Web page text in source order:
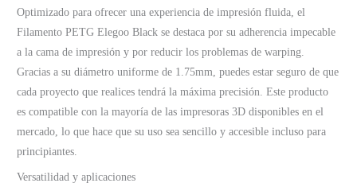
Optimizado para ofrecer una experiencia de impresión fluida, el
Filamento PETG Elegoo Black se destaca por su adherencia impecable
a la cama de impresión y por reducir los problemas de warping.
Gracias a su diámetro uniforme de 1.75mm, puedes estar seguro de que
cada proyecto que realices tendrá la máxima precisión. Este producto
es compatible con la mayoría de las impresoras 3D disponibles en el
mercado, lo que hace que su uso sea sencillo y accesible incluso para
principiantes.
Versatilidad y aplicaciones